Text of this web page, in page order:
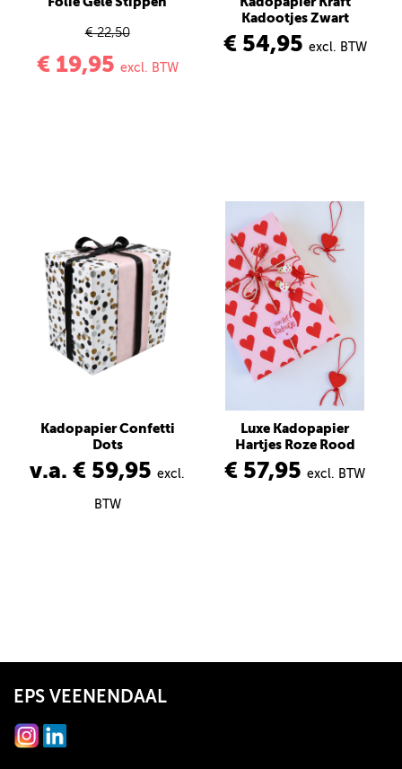
€ 22,50
€ 19,95 excl. BTW
Kadootjes Zwart
€ 54,95 excl. BTW
Kadopapier Confetti
Dots
v.a. € 59,95 excl.
BTW
Luxe Kadopapier
Hartjes Roze Rood
€ 57,95 excl. BTW
EPS VEENENDAAL